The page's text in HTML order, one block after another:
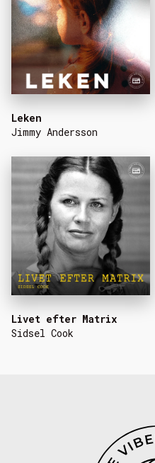
Leken
Jimmy Andersson
Livet efter Matrix
Sidsel Cook